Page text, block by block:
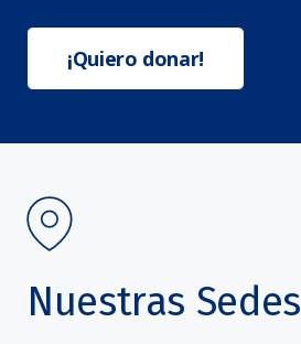
¡Quiero donar!
Nuestras Sedes